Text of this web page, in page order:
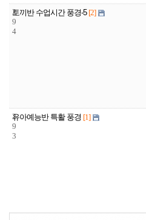
2
9
4
토끼반 수업시간 풍경-5 [2]
2
9
3
유아예능반 특활 풍경 [1]